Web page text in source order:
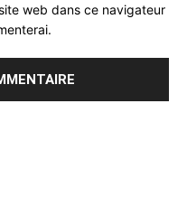
web dans ce navigateur